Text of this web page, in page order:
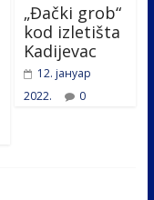
„Đački grob“
kod izletišta
Kadijevac
12. јануар
2022.
0